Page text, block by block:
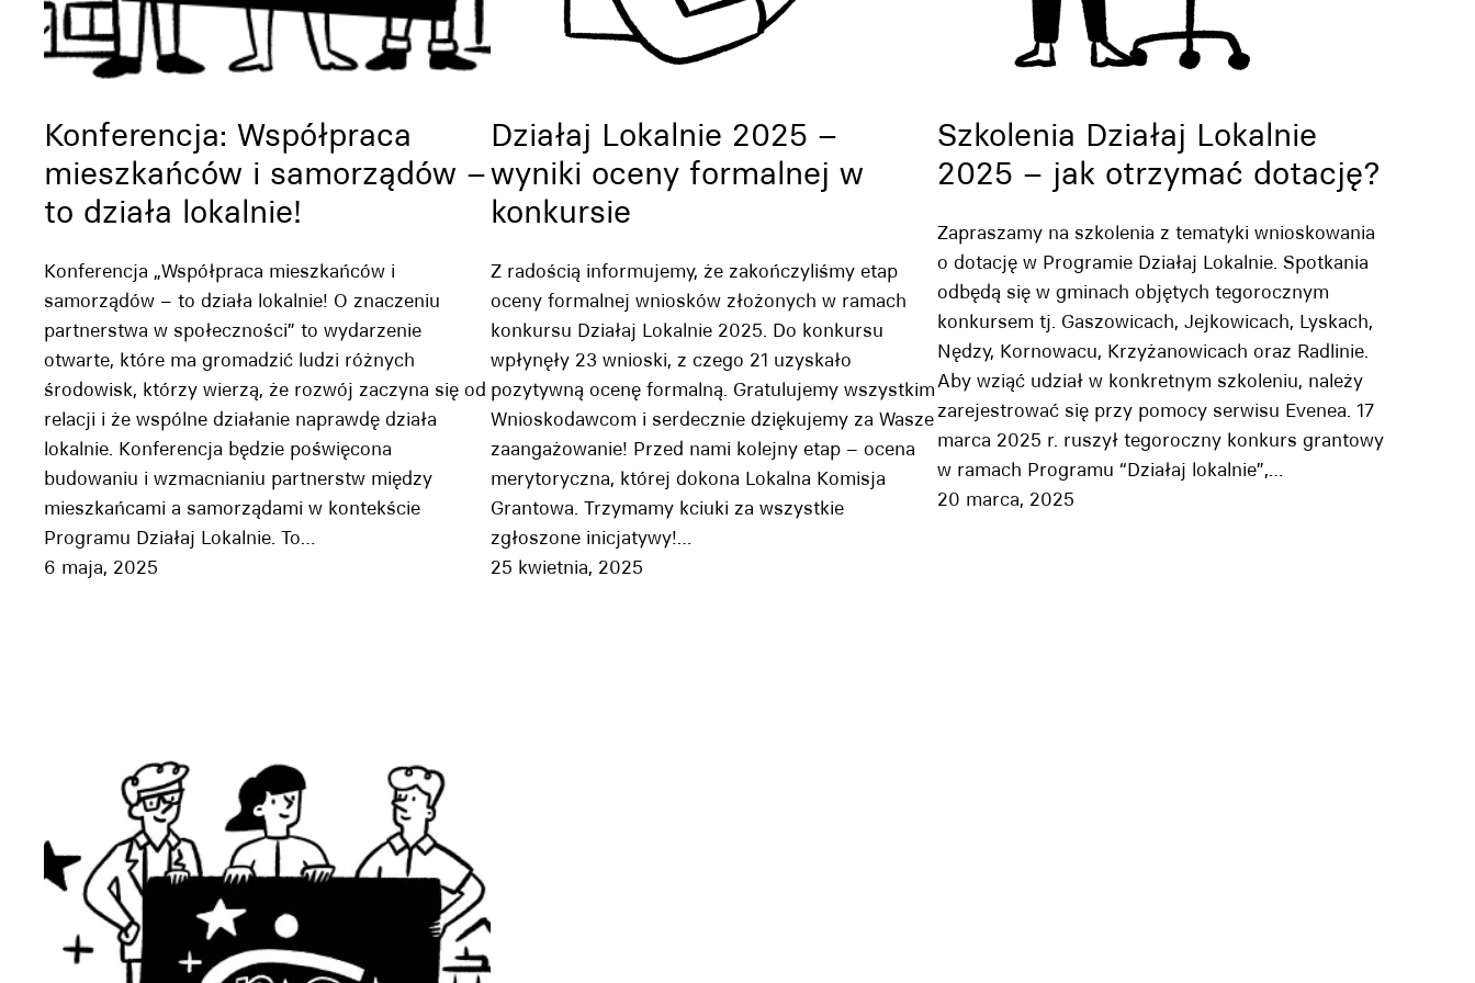
Konferencja: Współpraca
mieszkańców i samorządów –
to działa lokalnie!
Konferencja „Współpraca mieszkańców i
samorządów – to działa lokalnie! O znaczeniu
partnerstwa w społeczności” to wydarzenie
otwarte, które ma gromadzić ludzi różnych
środowisk, którzy wierzą, że rozwój zaczyna się od
relacji i że wspólne działanie naprawdę działa
lokalnie. Konferencja będzie poświęcona
budowaniu i wzmacnianiu partnerstw między
mieszkańcami a samorządami w kontekście
Programu Działaj Lokalnie. To…
6 maja, 2025
Działaj Lokalnie 2025 –
wyniki oceny formalnej w
konkursie
Z radością informujemy, że zakończyliśmy etap
oceny formalnej wniosków złożonych w ramach
konkursu Działaj Lokalnie 2025. Do konkursu
wpłynęły 23 wnioski, z czego 21 uzyskało
pozytywną ocenę formalną. Gratulujemy wszystkim
Wnioskodawcom i serdecznie dziękujemy za Wasze
zaangażowanie! Przed nami kolejny etap – ocena
merytoryczna, której dokona Lokalna Komisja
Grantowa. Trzymamy kciuki za wszystkie
zgłoszone inicjatywy!…
25 kwietnia, 2025
Szkolenia Działaj Lokalnie
2025 – jak otrzymać dotację?
Zapraszamy na szkolenia z tematyki wnioskowania
o dotację w Programie Działaj Lokalnie. Spotkania
odbędą się w gminach objętych tegorocznym
konkursem tj. Gaszowicach, Jejkowicach, Lyskach,
Nędzy, Kornowacu, Krzyżanowicach oraz Radlinie.
Aby wziąć udział w konkretnym szkoleniu, należy
zarejestrować się przy pomocy serwisu Evenea. 17
marca 2025 r. ruszył tegoroczny konkurs grantowy
w ramach Programu “Działaj lokalnie”,…
20 marca, 2025